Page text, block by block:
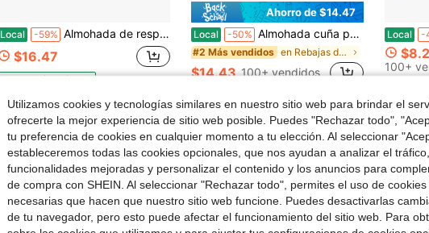
Local -59% Almohada de respaldo de peluche de piel sintética, negro
$16.47
4-5 días hábiles
Ahorro de $14.47
Local -50% Almohada cuña para cama para llenar el espacio entre el cabecero y el colchón (0-6 pulgadas) para dormitorio universitario, almohada cuña para colchones, relleno para camas, talla grande cerca de los cabeceros, dormir contra cabeceros o paredes, con funda extraíble
#2 Más vendidos en Rebajas de verano Almohadas para leer y descans
$14.43 100+ vendidos
Local -
100+
Utilizamos cookies y tecnologías similares en nuestro sitio web para brindar el
ofrecerte la mejor experiencia de sitio web posible. Puedes "Rechazar todo",
tu preferencia de cookies en cualquier momento a tu elección. Al seleccionar
estableceremos todas las cookies opcionales, que nos ayudan a analizar el
funcionalidades mejoradas y personalizar el contenido y los anuncios para
de compra con SHEIN. Al seleccionar "Rechazar todo", permites el uso de
necesarias que hacen que nuestro sitio web funcione. Puedes desactivarlas
de tu navegador, pero esto puede afectar el funcionamiento del sitio web. Para